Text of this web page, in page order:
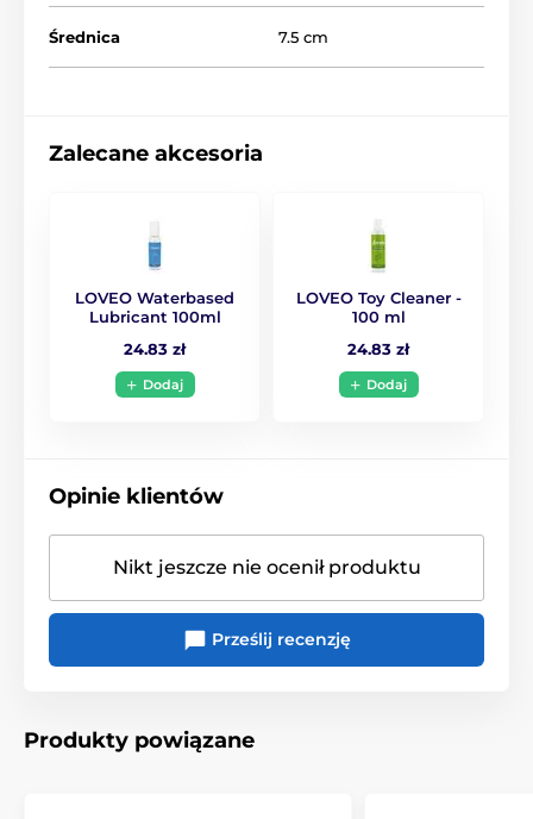
Średnica 7.5 cm
Zalecane akcesoria
LOVEO Waterbased
Lubricant 100ml
24.83 zł
Dodaj
LOVEO Toy Cleaner -
100 ml
24.83 zł
Dodaj
Opinie klientów
Nikt jeszcze nie ocenił produktu
Prześlij recenzję
Produkty powiązane